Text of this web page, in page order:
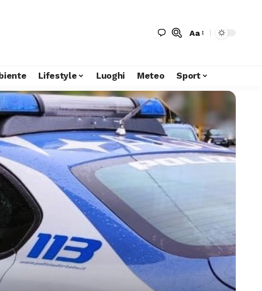
Aa
Lifestyle Luoghi Meteo Sport